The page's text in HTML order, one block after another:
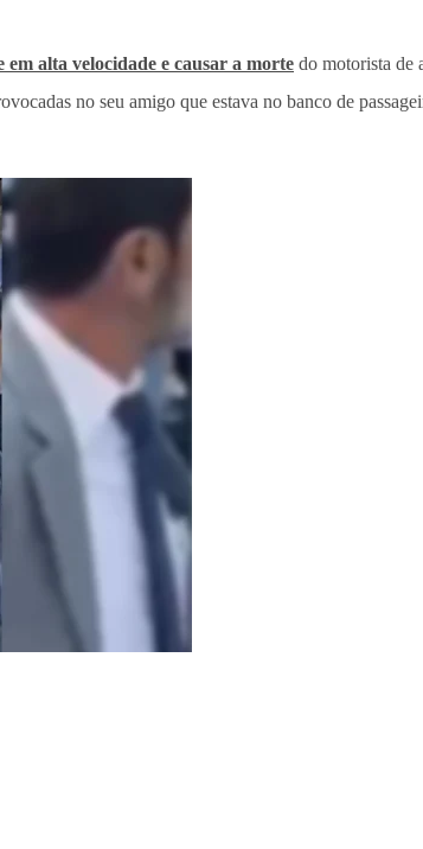
alta velocidade e causar a morte do motorista de
no seu amigo que estava no banco de